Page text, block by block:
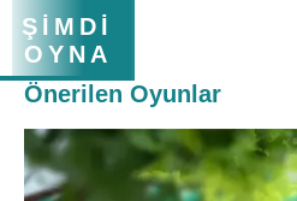
ŞIMDI
OYNA
Önerilen Oyunlar